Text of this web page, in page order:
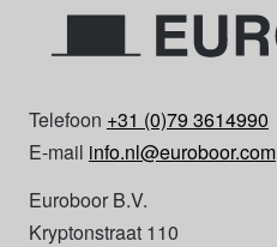
Telefoon +31 (0)79 3614990
E-mail info.nl@euroboor.com
Euroboor B.V.
Kryptonstraat 110